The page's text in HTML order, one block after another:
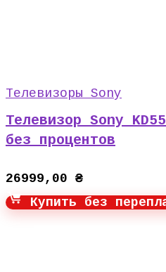
Телевизоры Sony
Телевизор Sony
без процентов
26999,00 ₴
Купить без